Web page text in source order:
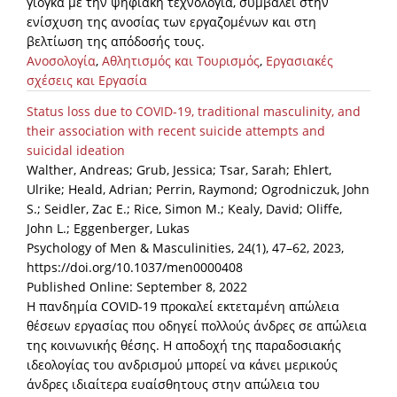
ενίσχυση της ανοσίας των εργαζομένων και στη
βελτίωση της απόδοσής τους.
Ανοσολογία, Αθλητισμός και Τουρισμός, Εργασιακές
σχέσεις και Εργασία
Status loss due to COVID-19, traditional masculinity, and
their association with recent suicide attempts and
suicidal ideation
Walther, Andreas; Grub, Jessica; Tsar, Sarah; Ehlert,
Ulrike; Heald, Adrian; Perrin, Raymond; Ogrodniczuk, John
S.; Seidler, Zac E.; Rice, Simon M.; Kealy, David; Oliffe,
John L.; Eggenberger, Lukas
Psychology of Men & Masculinities, 24(1), 47–62, 2023,
https://doi.org/10.1037/men0000408
Published Online: September 8, 2022
Η πανδημία COVID-19 προκαλεί εκτεταμένη απώλεια
θέσεων εργασίας που οδηγεί πολλούς άνδρες σε απώλεια
της κοινωνικής θέσης. Η αποδοχή της παραδοσιακής
ιδεολογίας του ανδρισμού μπορεί να κάνει μερικούς
άνδρες ιδιαίτερα ευαίσθητους στην απώλεια του